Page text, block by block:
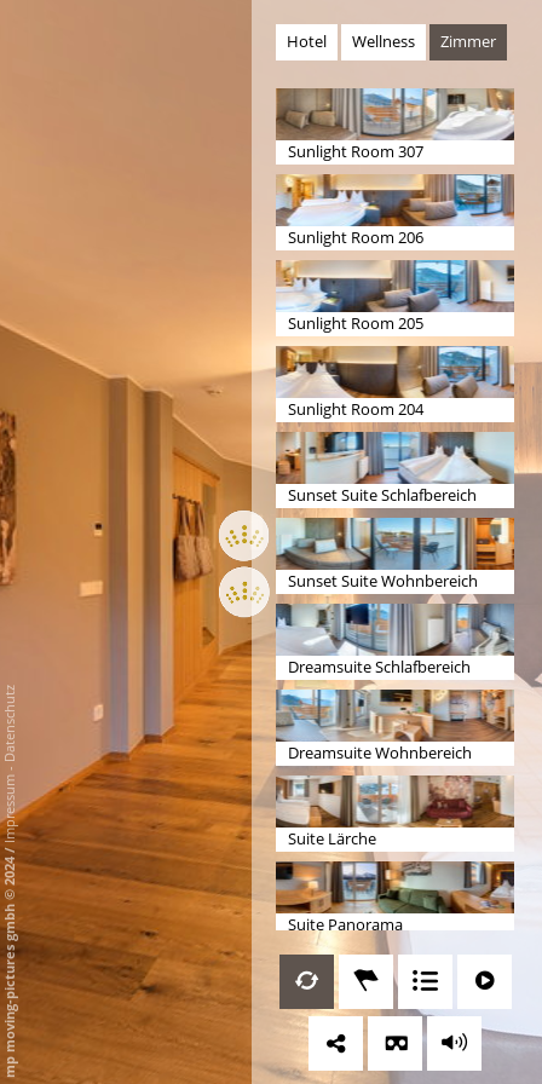
Hotel Wellness Zimmer
Sunlight Room 307
Sunlight Room 206
Sunlight Room 205
Sunlight Room 204
Sunset Suite Schlafbereich
Sunset Suite Wohnbereich
Dreamsuite Schlafbereich
Dreamsuite Wohnbereich
Suite Lärche
Suite Panorama
Badezimmer Suite Panorama
mp moving-pictures gmbh © 2024
/
Impressum
-
Datenschutz